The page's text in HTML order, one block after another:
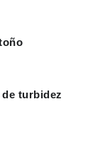
turbidez